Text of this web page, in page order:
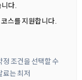
다.
스를 지원합니다.
조건을 선택할 수
료는 최저